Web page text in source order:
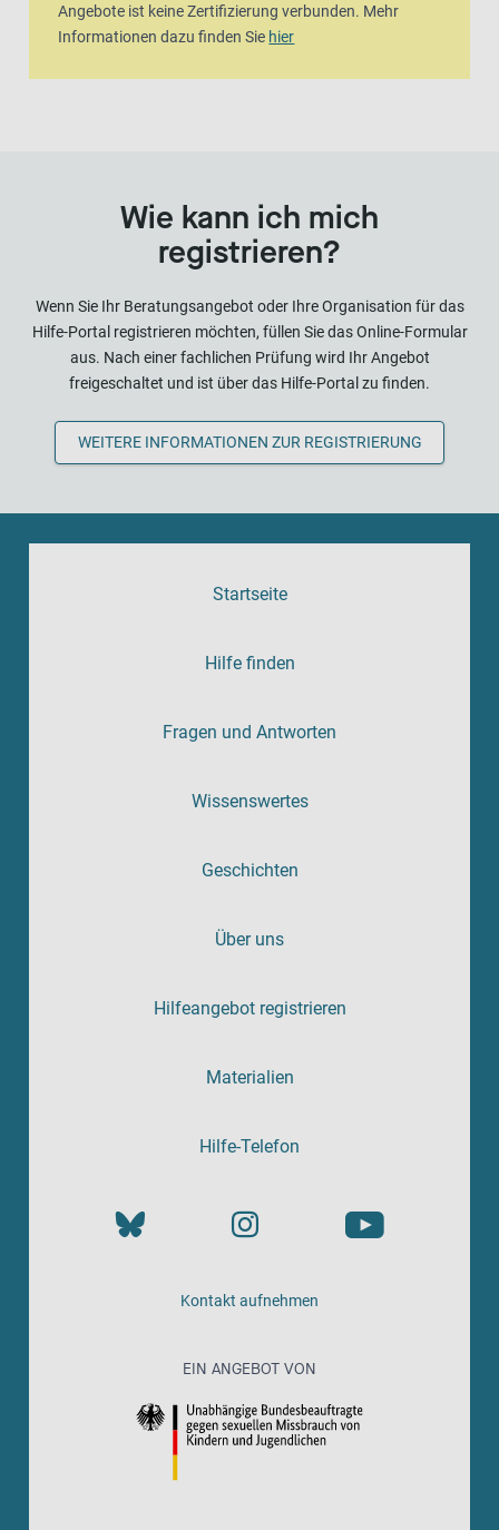
Angebote ist keine Zertifizierung verbunden. Mehr
Informationen dazu finden Sie hier
Wie kann ich mich
registrieren?
Wenn Sie Ihr Beratungsangebot oder Ihre Organisation für das
Hilfe-Portal registrieren möchten, füllen Sie das Online-Formular
aus. Nach einer fachlichen Prüfung wird Ihr Angebot
freigeschaltet und ist über das Hilfe-Portal zu finden.
WEITERE INFORMATIONEN ZUR REGISTRIERUNG
Startseite
Hilfe finden
Fragen und Antworten
Wissenswertes
Geschichten
Über uns
Hilfeangebot registrieren
Materialien
Hilfe-Telefon
Kontakt aufnehmen
EIN ANGEBOT VON